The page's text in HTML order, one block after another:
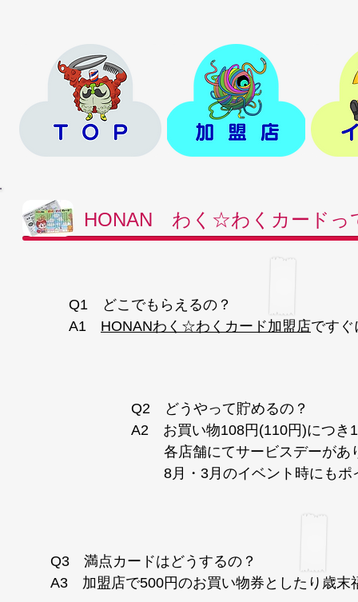
HONAN わく☆わくカードっ
Q1 どこでもらえるの？
A1 HONANわく☆わくカード加盟店です
Q2 どうやって貯めるの？
A2 お買い物108円(110円)につき
各店舗にてサービスデーがあ
8月・3月のイベント時にもポ
Q3 満点カードはどうするの？
A3 加盟店で500円のお買い物券としたり歳末